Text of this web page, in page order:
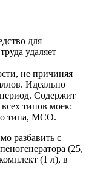
для
удаляет
не причиняя
Идеально
Содержит
типов моек:
типа, МСО.
разбавить с
(25,
(1 л), в